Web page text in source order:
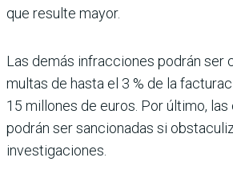
que resulte mayor.
Las demás infracciones podrán ser
multas de hasta el 3 % de la
15 millones de euros. Por último,
podrán ser sancionadas si
investigaciones.